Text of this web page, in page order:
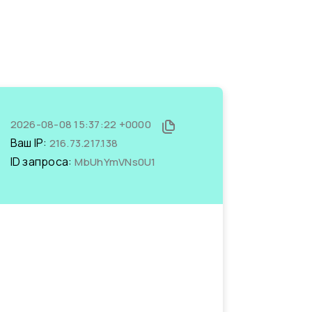
2026-08-08 15:37:22 +0000
Ваш IP: 216.73.217.138
ID запроса: MbUhYmVNs0U1